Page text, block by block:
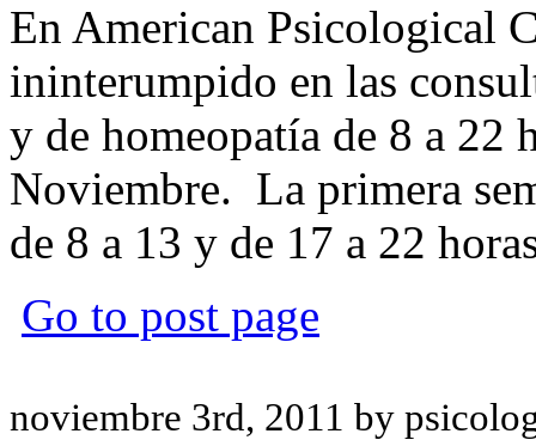
En American Psicological
ininterumpido en las
y de homeopatía de 8 a 22
Noviembre. La primera
de 8 a 13 y de 17 a 22
Go to post page
noviembre 3rd, 2011 by